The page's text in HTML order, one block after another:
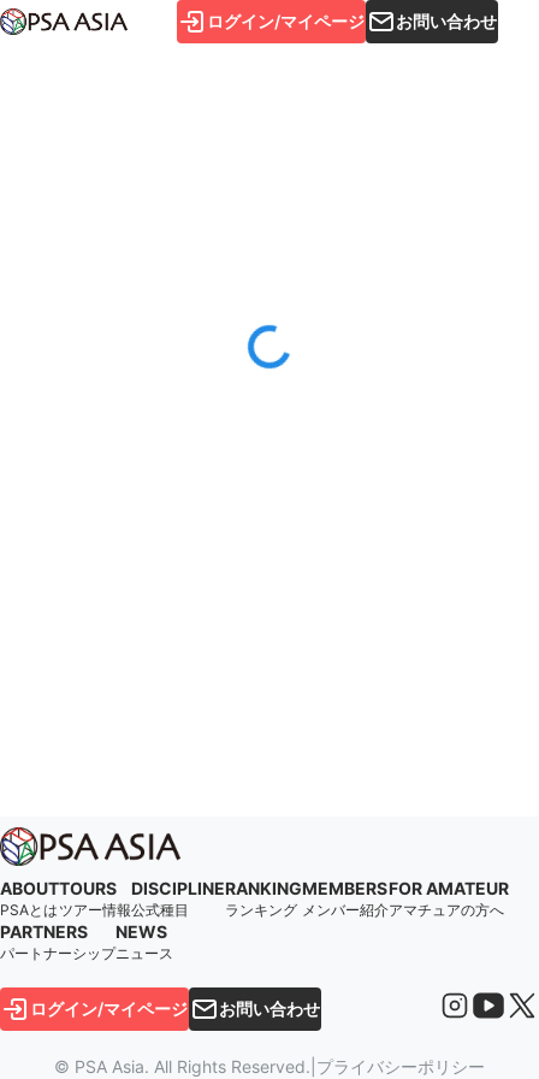
ログイン/マイページ お問い合わせ
ABOUT
PSAとは
TOURS
ツアー情報
DISCIPLINE
公式種目
RANKING
ランキング
MEMBERS
メンバー紹介
FOR AMATEUR
アマチュアの方へ
PARTNERS
パートナーシップ
NEWS
ニュース
ログイン/マイページ お問い合わせ
© PSA Asia. All Rights Reserved. プライバシーポリシー